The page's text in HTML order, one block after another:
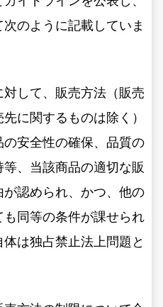
のように記載していま
対して、販売方法（販売
に関するものは除く）
安全性の確保、品質の
、当該商品の適切な販
認められ、かつ、他の
同等の条件が課せられ
は独占禁止法上問題と